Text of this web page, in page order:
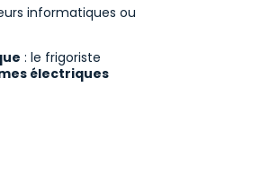
informatiques ou
: le frigoriste
électriques